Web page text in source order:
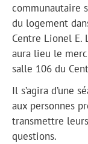
communautaire
du logement
Centre Lionel E.
aura lieu le
salle 106 du
Il s’agira d’une
aux personnes
transmettre
questions.